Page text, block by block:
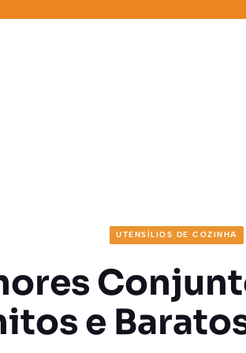
UTENSÍLIOS DE COZINHA
e